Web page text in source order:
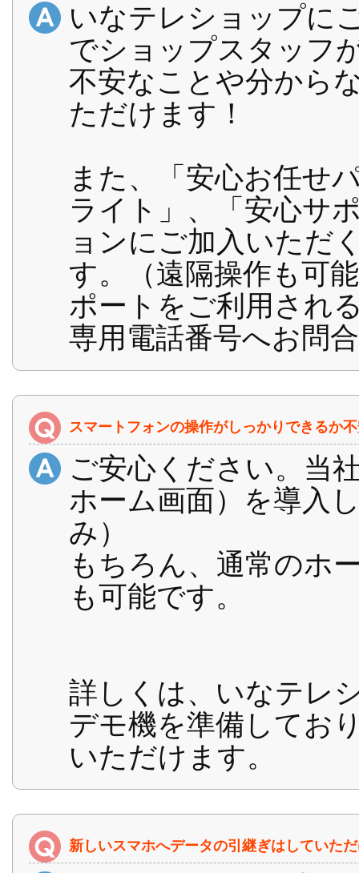
いなテレショップに
でショップスタッフ
不安なことや分から
ただけます！
また、「安心お任せ
ライト」、「安心サ
ョンにご加入いただ
す。（遠隔操作も可
ポートをご利用され
専用電話番号へお問
スマートフォンの操作がしっかりできるか
ご安心ください。当
ホーム画面）を導入
み）
もちろん、通常のホ
も可能です。
詳しくは、いなテレ
デモ機を準備してお
いただけます。
新しいスマホへデータの引継ぎはしていた